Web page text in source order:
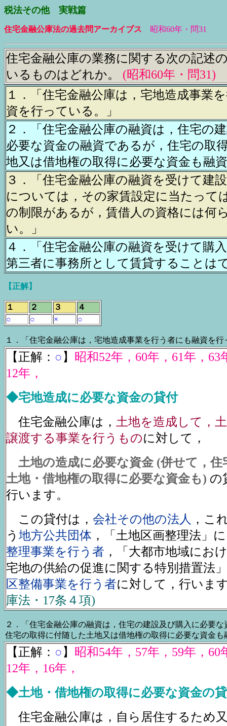
税法その他 実戦篇
住宅金融公庫法の過去問アーカイブス 昭和60年・問31
住宅金融公庫の業務に関する次の記述
いるものはどれか。 (昭和60年・問31)
１．「住宅金融公庫は，宅地造成事業
資を行っている。」
２．「住宅金融公庫の融資は，住宅の
必要な資金の融資であるが，住宅の取
地又は借地権の取得に必要な資金も融
３．「住宅金融公庫の融資を受けて建
については，その家賃設定に当たって
の制限があるが，賃借人の資格には何
い。」
４．「住宅金融公庫の融資を受けて購
第三者に事務所として賃貸することは
【正解】
１ ２ ３
４
○
○ × ○
１．「住宅金融公庫は，宅地造成事業を行う者にも融資を行
【正解： ○ 】 昭和52年，60年，61年，63
12年，
◆宅地造成に必要な資金の貸付
住宅金融公庫は， 土地を造成して，
譲渡する事業を行うものに対して，
土地の造成に必要な資金 (併せて，
土地・借地権の取得に必要な資金も) の
行います。
この貸付は， 会社その他の法人 ，こ
う 地方公共団体 ，「土地区画整理法」
整理事業を行う者 ，「大都市地域にお
宅地の供給の促進に関する特別措置法
区整備事業を行う者に対して，行いま
庫法・17条４項)
２．「住宅金融公庫の融資は，住宅の建設及び購入に必要
住宅の取得に付随した土地又は借地権の取得に必要な資金も
【正解： ○ 】 昭和54年，57年，59年，60
12年，16年，
◆土地・借地権の取得に必要な資金の
住宅金融公庫は，自ら居住するため